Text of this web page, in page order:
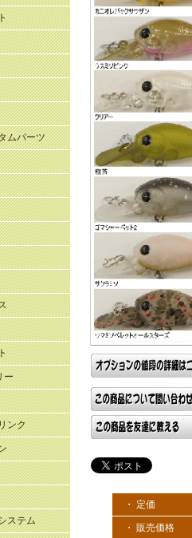
ムパーツ
ー
ンク
ステム
・ 定価
・ 販売価格